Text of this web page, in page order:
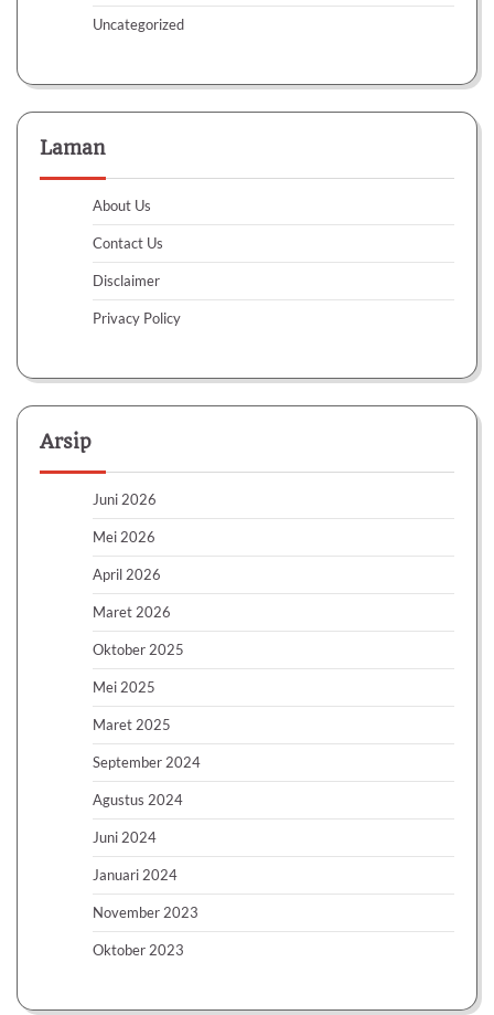
Uncategorized
Laman
About Us
Contact Us
Disclaimer
Privacy Policy
Arsip
Juni 2026
Mei 2026
April 2026
Maret 2026
Oktober 2025
Mei 2025
Maret 2025
September 2024
Agustus 2024
Juni 2024
Januari 2024
November 2023
Oktober 2023